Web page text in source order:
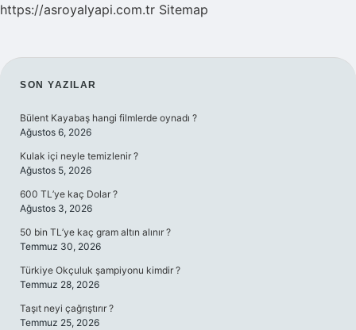
https://asroyalyapi.com.tr Sitemap
SIDEBAR
SON YAZILAR
Bülent Kayabaş hangi filmlerde oynadı ?
Ağustos 6, 2026
Kulak içi neyle temizlenir ?
Ağustos 5, 2026
600 TL’ye kaç Dolar ?
Ağustos 3, 2026
50 bin TL’ye kaç gram altın alınır ?
Temmuz 30, 2026
Türkiye Okçuluk şampiyonu kimdir ?
Temmuz 28, 2026
Taşıt neyi çağrıştırır ?
Temmuz 25, 2026